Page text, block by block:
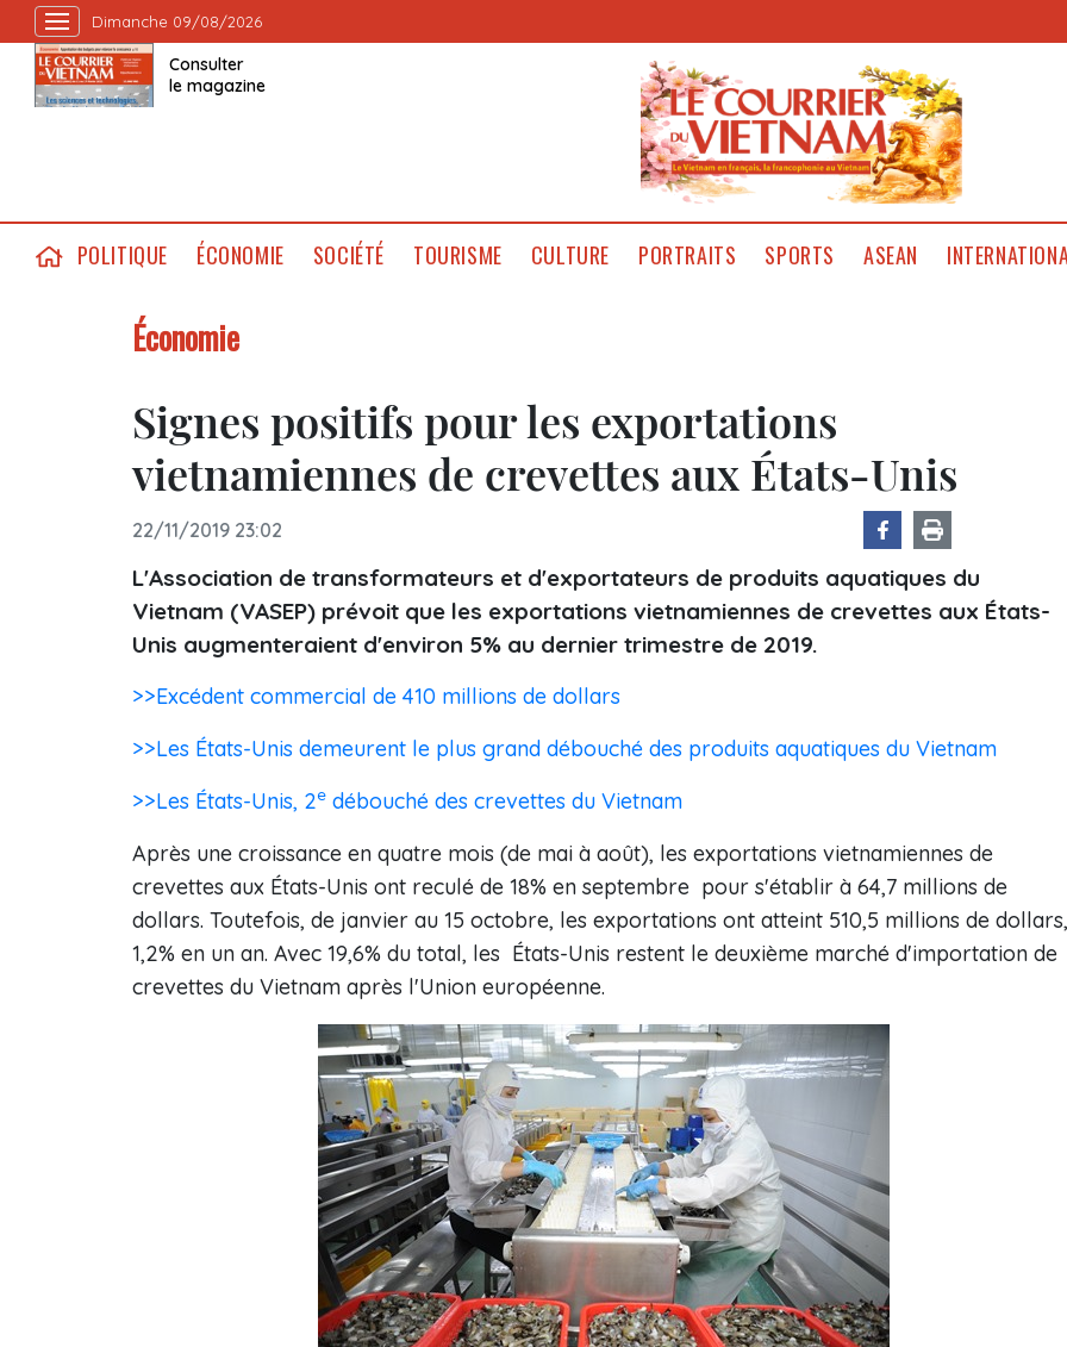
Dimanche 09/08/2026
Consulter
le magazine
POLITIQUE ÉCONOMIE SOCIÉTÉ TOURISME CULTURE PORTRAITS SPORTS ASEAN
Économie
Signes positifs pour les exportations
vietnamiennes de crevettes aux États-Unis
22/11/2019 23:02
L'Association de transformateurs et d'exportateurs de produits aquatiques du
Vietnam (VASEP) prévoit que les exportations vietnamiennes de crevettes aux États-
Unis augmenteraient d'environ 5% au dernier trimestre de 2019.
>>Excédent commercial de 410 millions de dollars
>>Les États-Unis demeurent le plus grand débouché des produits aquatiques du Vietnam
>>Les États-Unis, 2e débouché des crevettes du Vietnam
Après une croissance en quatre mois (de mai à août), les exportations vietnamiennes de
crevettes aux États-Unis ont reculé de 18% en septembre pour s'établir à 64,7 millions de
dollars. Toutefois, de janvier au 15 octobre, les exportations ont atteint 510,5 millions de dollars,
1,2% en un an. Avec 19,6% du total, les États-Unis restent le deuxième marché d'importation de
crevettes du Vietnam après l'Union européenne.